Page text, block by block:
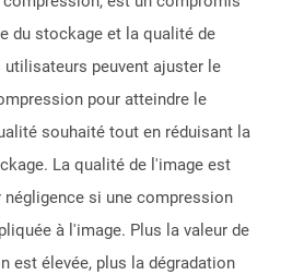
du stockage et la qualité de
utilisateurs peuvent ajuster le
pour atteindre le
souhaité tout en réduisant la
La qualité de l'image est
négligence si une compression
à l'image. Plus la valeur de
est élevée, plus la dégradation